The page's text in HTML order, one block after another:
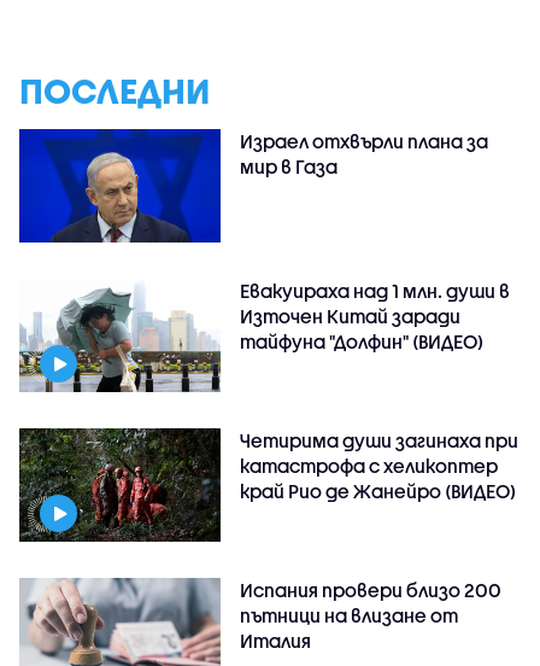
ПОСЛЕДНИ
Израел отхвърли плана за
мир в Газа
Евакуираха над 1 млн. души в
Източен Китай заради
тайфуна "Долфин" (ВИДЕО)
Четирима души загинаха при
катастрофа с хеликоптер
край Рио де Жанейро (ВИДЕО)
Испания провери близо 200
пътници на влизане от
Италия